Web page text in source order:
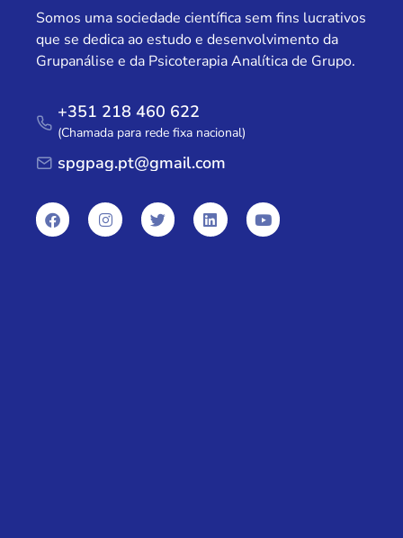
Somos uma sociedade científica sem fins lucrativos
que se dedica ao estudo e desenvolvimento da
Grupanálise e da Psicoterapia Analítica de Grupo.
+351 218 460 622
(Chamada para rede fixa nacional)
spgpag.pt@gmail.com